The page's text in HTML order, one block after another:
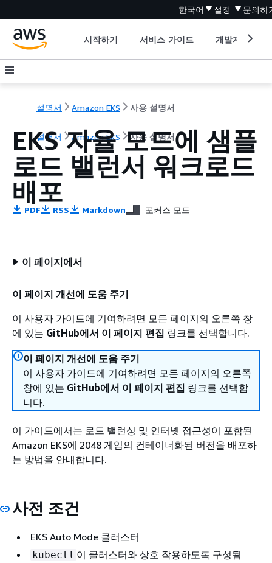
한국어 설정 문의하
시작하기 서비스 가이드 개발자 도구
설명서 Amazon EKS 사용 설명서
설명서 Amazon EKS 사용 설명서
EKS 자율 모드에 샘플
로드 밸런서 워크로드
배포
PDF RSS Markdown 포커스 모드
이 페이지에서
이 페이지 개선에 도움 주기
이 사용자 가이드에 기여하려면 모든 페이지의 오른쪽 창
에 있는 GitHub에서 이 페이지 편집 링크를 선택합니다.
이 페이지 개선에 도움 주기
이 사용자 가이드에 기여하려면 모든 페이지의 오른쪽
창에 있는 GitHub에서 이 페이지 편집 링크를 선택합
니다.
이 가이드에서는 로드 밸런싱 및 인터넷 접근성이 포함된
Amazon EKS에 2048 게임의 컨테이너화된 버전을 배포하
는 방법을 안내합니다.
사전 조건
EKS Auto Mode 클러스터
kubectl 이 클러스터와 상호 작용하도록 구성됨